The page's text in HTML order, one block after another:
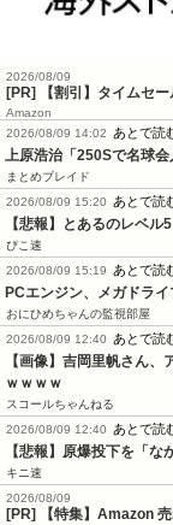
2026/08/09
[PR] 【割引】タイムセー
Amazon
2026/08/09 14:02
あとで読
上原浩治「250Sで名球
まとめブレイド
2026/08/09 15:20
あとで読
【悲報】とあるのレベ
ぴこ速
2026/08/09 15:19
あとで読
PCエンジン、メガドラ
おにひめちゃんの監視部屋
2026/08/09 12:40
あとで読
【画像】吉岡里帆さん
ｗｗｗｗ
スコールちゃんねる
2026/08/09 12:40
あとで読
【悲報】原爆投下を「
キニ速
2026/08/09
[PR] 【特集】Amazon